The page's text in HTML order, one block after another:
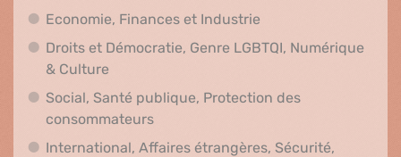
Economie, Finances et Industrie
Droits et Démocratie, Genre LGBTQI, Numérique
& CultureDroits et Démocratie, Genre LGBTQI,
Social, Santé publique, Protection des
consommateursSocial, Santé publique, Protection
International, Affaires étrangères, Sécurité,